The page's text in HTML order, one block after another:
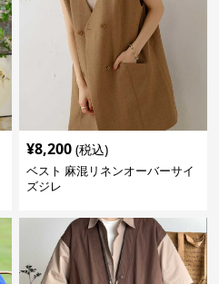
¥8,200 (税込)
ベスト 麻混リネンオーバーサイ
ズジレ